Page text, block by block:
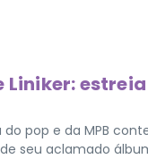
pop e da MPB
seu aclamado